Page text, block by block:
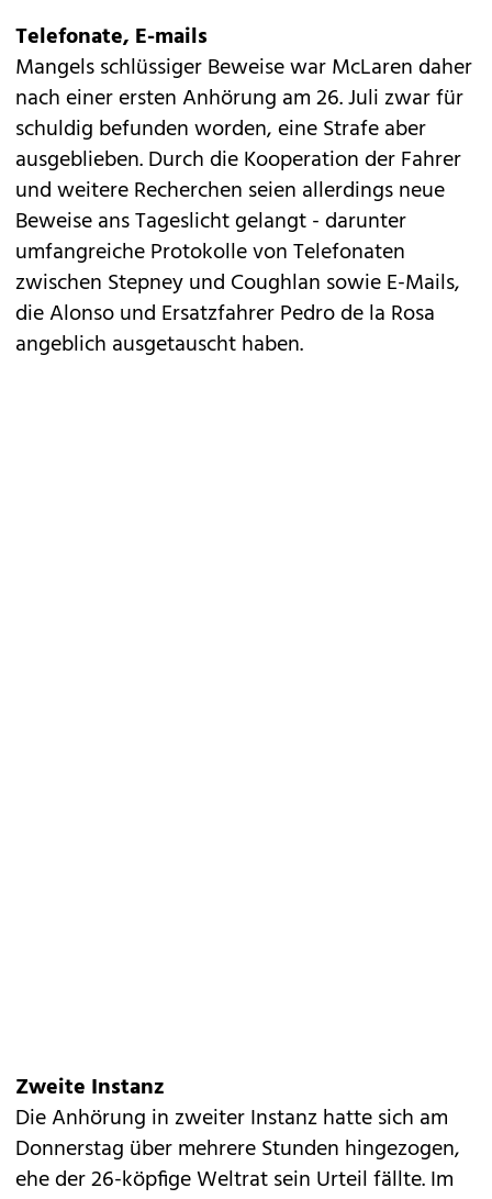
Telefonate, E-mails
Mangels schlüssiger Beweise war McLaren daher
nach einer ersten Anhörung am 26. Juli zwar für
schuldig befunden worden, eine Strafe aber
ausgeblieben. Durch die Kooperation der Fahrer
und weitere Recherchen seien allerdings neue
Beweise ans Tageslicht gelangt - darunter
umfangreiche Protokolle von Telefonaten
zwischen Stepney und Coughlan sowie E-Mails,
die Alonso und Ersatzfahrer Pedro de la Rosa
angeblich ausgetauscht haben.
Zweite Instanz
Die Anhörung in zweiter Instanz hatte sich am
Donnerstag über mehrere Stunden hingezogen,
ehe der 26-köpfige Weltrat sein Urteil fällte. Im